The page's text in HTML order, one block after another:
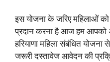
इस योजना के जरिए महिलाओं
प्रदान करना है आज हम
हरियाणा महिला संबंधित
जरूरी दस्तावेज आवेदन की